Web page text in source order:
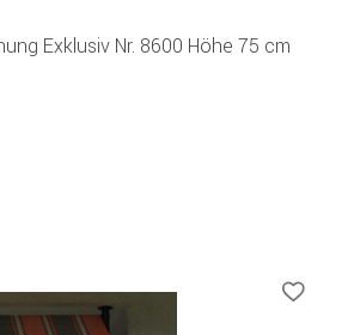
Exklusiv Nr. 8600 Höhe 75 cm